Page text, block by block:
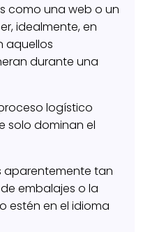
como una web o un
idealmente, en
aquellos
durante una
logístico
solo dominan el
aparentemente tan
embalajes o la
estén en el idioma